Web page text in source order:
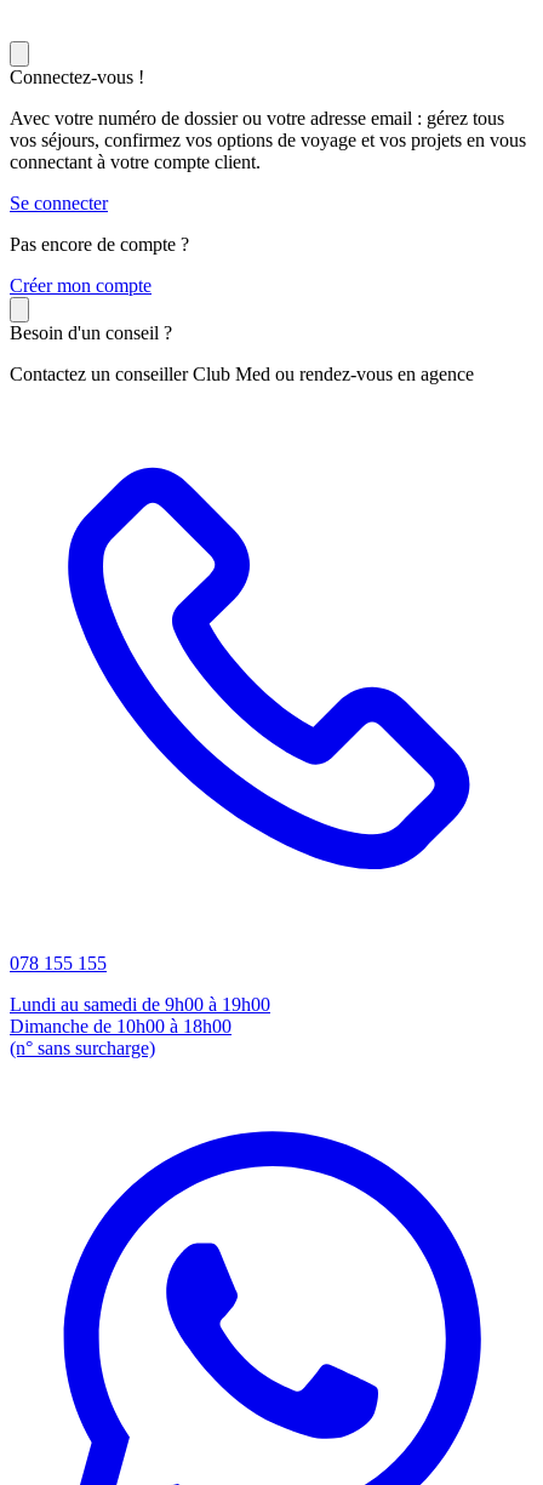
Connectez-vous !
Avec votre numéro de dossier ou votre adresse email : gérez tous
vos séjours, confirmez vos options de voyage et vos projets en vous
connectant à votre compte client.
Se connecter
Pas encore de compte ?
Créer mon compte
Besoin d'un conseil ?
Contactez un conseiller Club Med ou rendez-vous en agence
078 155 155
Lundi au samedi de 9h00 à 19h00
Dimanche de 10h00 à 18h00
(n° sans surcharge)